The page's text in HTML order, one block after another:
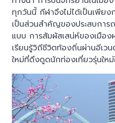
ทุกวันนี้ กีฬาจึงไม่ได้เป็นเพีย
เป็นส่วนสำคัญของประสบการ
แบบ การสัมผัสเสน่ห์ของเมือ
เรียนรู้วิถีชีวิตท้องถิ่นผ่านอีเว
ใหม่ที่ดึงดูดนักท่องเที่ยวรุ่นให